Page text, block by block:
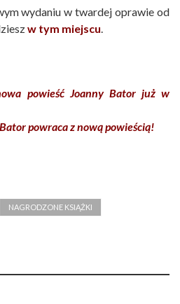
wydaniu w twardej oprawie od
w tym miejscu.
powieść Joanny Bator już w
powraca z nową powieścią!
NAGRODZONE KSIĄŻKI